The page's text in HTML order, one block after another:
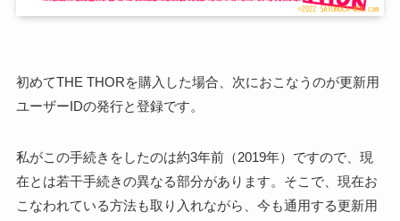
初めてTHE THORを購入した場合、次におこなうのが更新用
ユーザーIDの発行と登録です。
私がこの手続きをしたのは約3年前（2019年）ですので、現
在とは若干手続きの異なる部分があります。そこで、現在お
こなわれている方法も取り入れながら、今も通用する更新用